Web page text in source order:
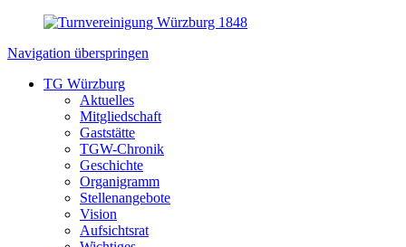
Navigation überspringen
TG Würzburg
Aktuelles
Mitgliedschaft
Gaststätte
TGW-Chronik
Geschichte
Organigramm
Stellenangebote
Vision
Aufsichtsrat